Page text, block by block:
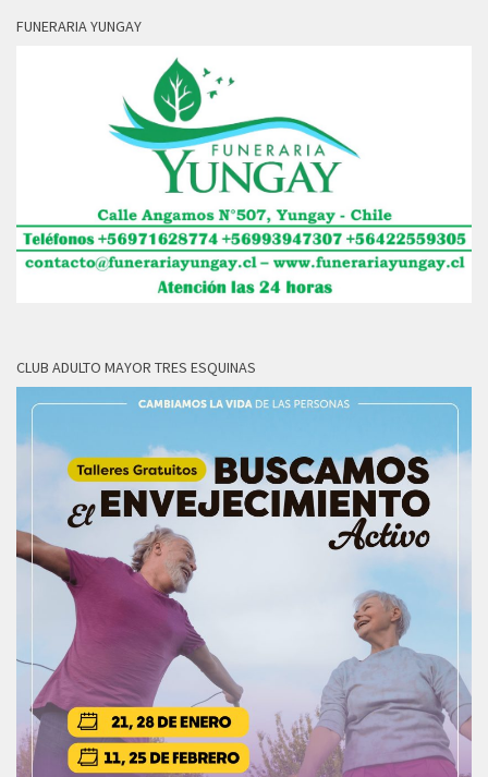
FUNERARIA YUNGAY
CLUB ADULTO MAYOR TRES ESQUINAS